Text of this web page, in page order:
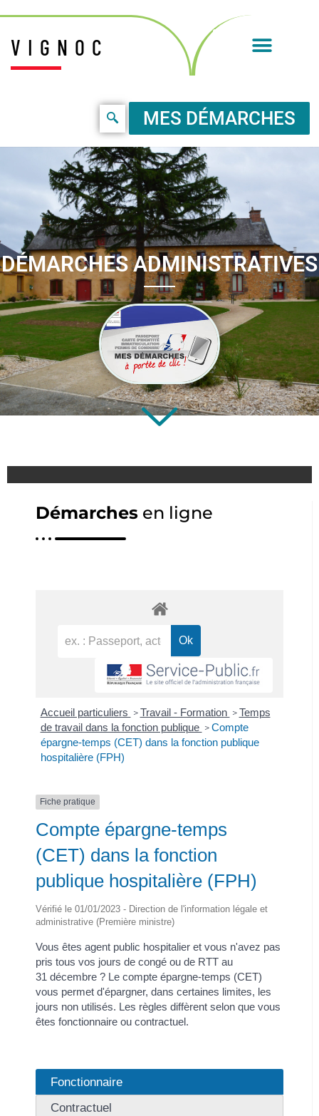
VIGNOC
MES DÉMARCHES
DÉMARCHES ADMINISTRATIVES
Démarches en ligne
Accueil particuliers > Travail - Formation > Temps
de travail dans la fonction publique > Compte
épargne-temps (CET) dans la fonction publique
hospitalière (FPH)
Fiche pratique
Compte épargne-temps
(CET) dans la fonction
publique hospitalière (FPH)
Vérifié le 01/01/2023 - Direction de l'information légale et
administrative (Première ministre)
Vous êtes agent public hospitalier et vous n'avez pas
pris tous vos jours de congé ou de RTT au
31 décembre ? Le compte épargne-temps (CET)
vous permet d'épargner, dans certaines limites, les
jours non utilisés. Les règles diffèrent selon que vous
êtes fonctionnaire ou contractuel.
Fonctionnaire
Contractuel